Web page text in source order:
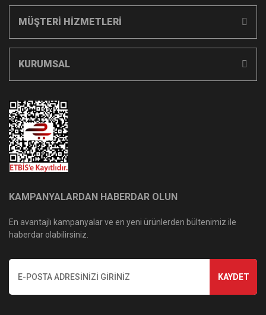
MÜŞTERİ HİZMETLERİ
KURUMSAL
KAMPANYALARDAN HABERDAR OLUN
En avantajlı kampanyalar ve en yeni ürünlerden bültenimiz ile
haberdar olabilirsiniz.
KAYDET